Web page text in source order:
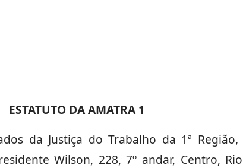
ESTATUTO DA AMATRA 1
da Justiça do Trabalho da 1ª
Wilson, 228, 7º andar, Centro, Rio